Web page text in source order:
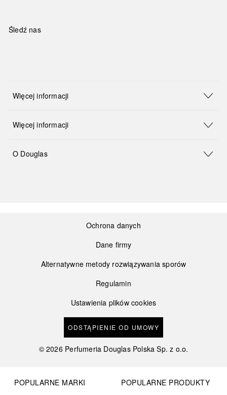
Śledź nas
Więcej informacji
Więcej informacji
O Douglas
Ochrona danych
Dane firmy
Alternatywne metody rozwiązywania sporów
Regulamin
Ustawienia plików cookies
ODSTĄPIENIE OD UMOWY
©2026 Perfumeria Douglas Polska Sp. z o.o.
POPULARNE MARKI
POPULARNE PRODUKTY